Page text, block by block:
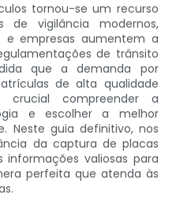
tornou-se um recurso
de vigilância modernos,
e empresas aumentem a
de trânsito
que a demanda por
de alta qualidade
compreender a
e escolher a melhor
Neste guia definitivo, nos
da captura de placas
valiosas para
perfeita que atenda às